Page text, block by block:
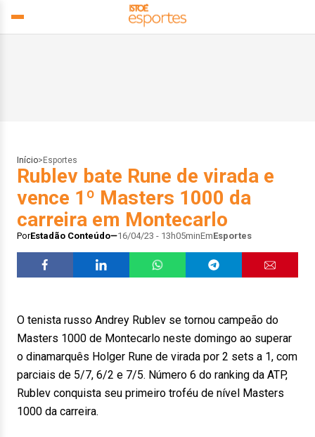
Início> Esportes
Rublev bate Rune de virada e
vence 1º Masters 1000 da
carreira em Montecarlo
PorEstadão Conteúdo 16/04/23 - 13h05minEmEsportes
O tenista russo Andrey Rublev se tornou campeão do
Masters 1000 de Montecarlo neste domingo ao superar
o dinamarquês Holger Rune de virada por 2 sets a 1, com
parciais de 5/7, 6/2 e 7/5. Número 6 do ranking da ATP,
Rublev conquista seu primeiro troféu de nível Masters
1000 da carreira.